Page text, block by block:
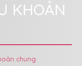
KHOẢN
chung